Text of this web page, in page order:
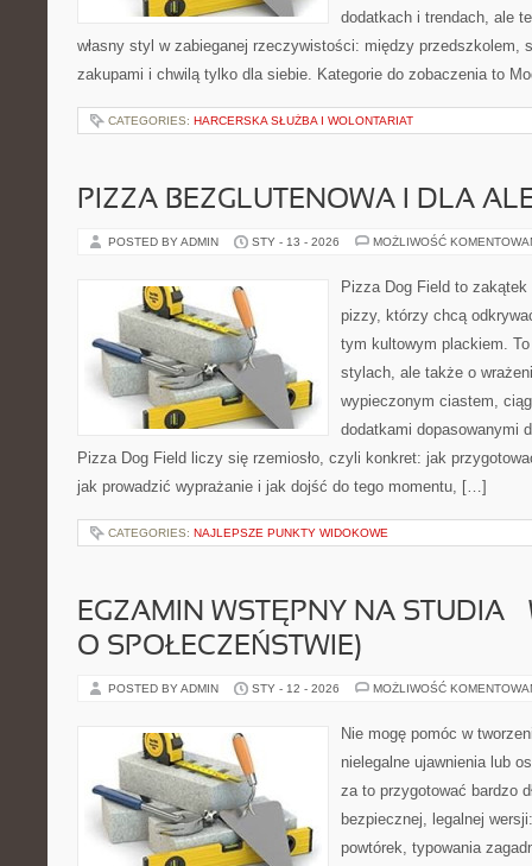
dodatkach i trendach, ale
własny styl w zabieganej rzeczywistości: między przedszkolem,
zakupami i chwilą tylko dla siebie. Kategorie do zobaczenia to
CATEGORIES: HARCERSKA SŁUŻBA I WOLONTARIAT
PIZZA BEZGLUTENOWA I DLA
POSTED BY ADMIN STY - 13 - 2026 MOŻLIWOŚĆ
Pizza Dog Field to
pizzy, którzy chcą
tym kultowym plackiem.
stylach, ale także o
wypieczonym ciastem,
dodatkami dopasowanymi
Pizza Dog Field liczy się rzemiosło, czyli konkret: jak
jak prowadzić wyprażanie i jak dojść do tego momentu, […]
CATEGORIES: NAJLEPSZE PUNKTY WIDOKOWE
EGZAMIN WSTĘPNY NA STUDIA
O SPOŁECZEŃSTWIE)
POSTED BY ADMIN STY - 12 - 2026 MOŻLIWOŚĆ
Nie mogę pomóc w
nielegalne ujawnienia lub
za to przygotować bardzo
bezpiecznej, legalnej
powtórek, typowania